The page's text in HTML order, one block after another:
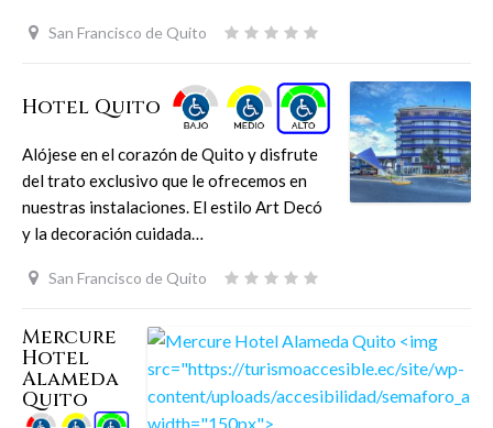
San Francisco de Quito
Hotel Quito
Alójese en el corazón de Quito y disfrute
del trato exclusivo que le ofrecemos en
nuestras instalaciones. El estilo Art Decó
y la decoración cuidada…
San Francisco de Quito
Mercure
Hotel
Alameda
Quito